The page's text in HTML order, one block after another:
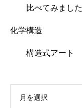
比べてみました
化学構造
構造式アート
月を選択